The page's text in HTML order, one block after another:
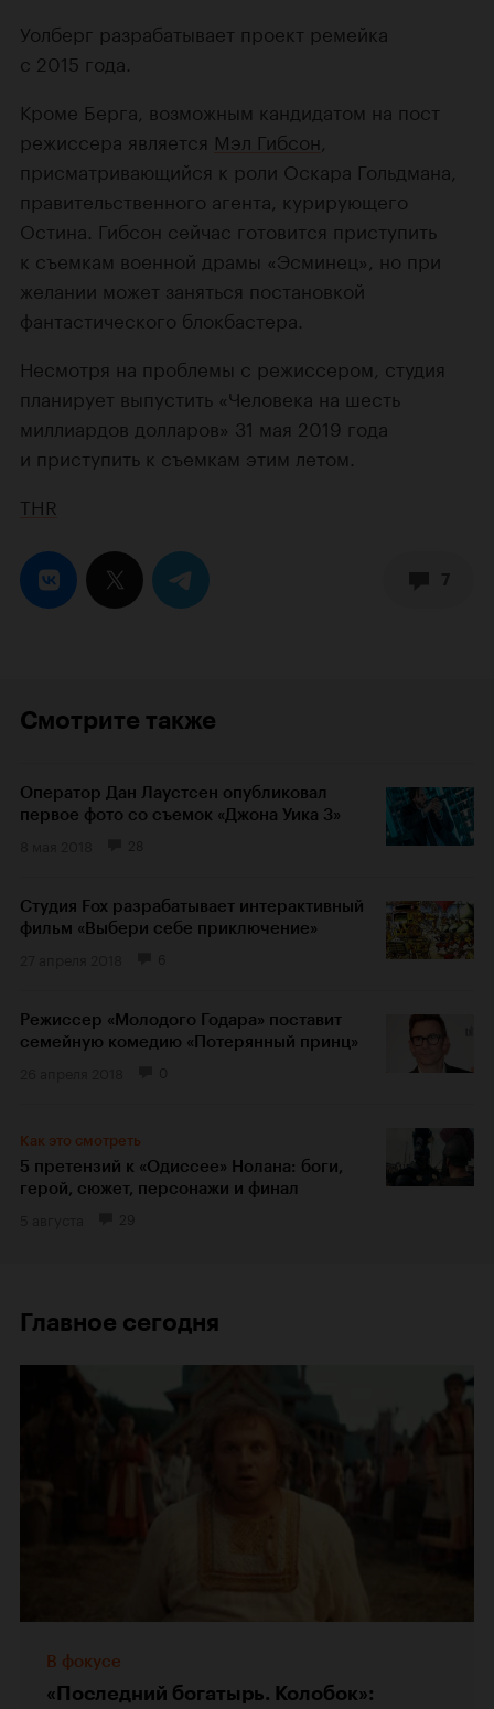
Уолберг разрабатывает проект ремейка
с 2015 года.
Кроме Берга, возможным кандидатом на пост
режиссера является Мэл Гибсон
присматривающийся к роли Оскара Гольдмана,
правительственного агента, курирующего
Остина. Гибсон сейчас готовится приступить
к съемкам военной драмы «Эсминец», но при
желании может заняться постановкой
фантастического блокбастера.
Несмотря на проблемы с режиссером, студия
планирует выпустить «Человека на шесть
миллиардов долларов» 31 мая 2019 года
и приступить к съемкам этим летом.
THR
Смотрите также
Оператор Дан Лаустсен опубликовал
первое фото со съемок «Джона Уика 3»
Студия Fox разрабатывает интерактивный
фильм «Выбери себе приключение»
Режиссер «Молодого Годара» поставит
семейную комедию «Потерянный принц»
Как это смотреть
5 претензий к «Одиссее» Нолана: боги,
герой, сюжет, персонажи и финал
Главное сегодня
В фокусе
«Последний богатырь. Колобок»: